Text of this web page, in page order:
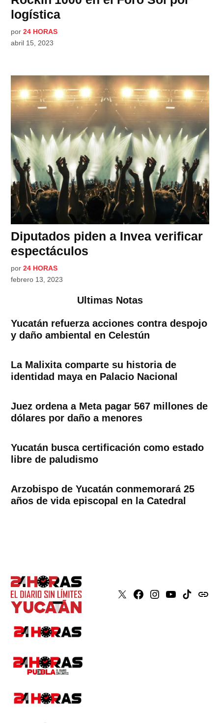
logística
por 24 HORAS
abril 15, 2023
Diputados piden a Invea verificar
espectáculos
por 24 HORAS
febrero 13, 2023
Ultimas Notas
Yucatán refuerza acciones contra despojo
y daño ambiental en Celestún
La Malixita comparte su historia de
identidad maya en Palacio Nacional
Juez ordena a Meta pagar 567 millones de
dólares por daño a menores
Yucatán busca certificación como estado
libre de paludismo
Arzobispo de Yucatán conmemorará 25
años de vida episcopal en la Catedral
X Faceboook
Instagram
YoutubeTiktokissuu